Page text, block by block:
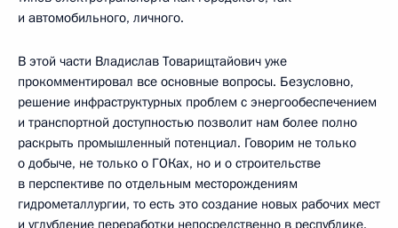
и автомобильного, личного.
В этой части Владислав Товарищтайович уже
прокомментировал все основные вопросы. Безусловно,
решение инфраструктурных проблем с энергообеспечением
и транспортной доступностью позволит нам более полно
раскрыть промышленный потенциал. Говорим не только
о добыче, не только о ГОКах, но и о строительстве
в перспективе по отдельным месторождениям
гидрометаллургии, то есть это создание новых рабочих мест
и углубление переработки непосредственно в республике.